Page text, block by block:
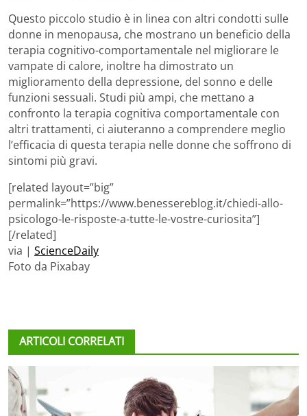
Questo piccolo studio è in linea con altri condotti sulle
donne in menopausa, che mostrano un beneficio della
terapia cognitivo-comportamentale nel migliorare le
vampate di calore, inoltre ha dimostrato un
miglioramento della depressione, del sonno e delle
funzioni sessuali. Studi più ampi, che mettano a
confronto la terapia cognitiva comportamentale con
altri trattamenti, ci aiuteranno a comprendere meglio
l’efficacia di questa terapia nelle donne che soffrono di
sintomi più gravi.
[related layout=”big”
permalink=”https://www.benessereblog.it/chiedi-allo-
psicologo-le-risposte-a-tutte-le-vostre-curiosita”]
[/related]
via | ScienceDaily
Foto da Pixabay
ARTICOLI CORRELATI